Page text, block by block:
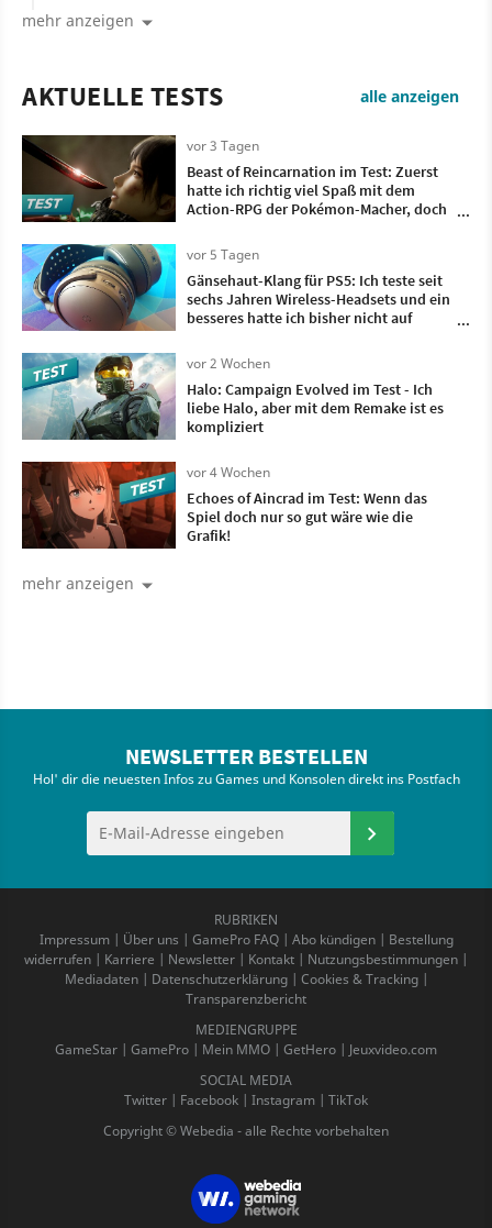
mehr anzeigen
AKTUELLE TESTS alle anzeigen
vor 3 Tagen
Beast of Reincarnation im Test: Zuerst
hatte ich richtig viel Spaß mit dem
Action-RPG der Pokémon-Macher, doch
vorbei ist
vor 5 Tagen
Gänsehaut-Klang für PS5: Ich teste seit
sechs Jahren Wireless-Headsets und ein
besseres hatte ich bisher nicht auf
vor 2 Wochen
Halo: Campaign Evolved im Test - Ich
liebe Halo, aber mit dem Remake ist es
kompliziert
vor 4 Wochen
Echoes of Aincrad im Test: Wenn das
Spiel doch nur so gut wäre wie die
Grafik!
mehr anzeigen
NEWSLETTER BESTELLEN
Hol' dir die neuesten Infos zu Games und Konsolen direkt ins Postfach
RUBRIKEN
Impressum| Über uns | GamePro FAQ| Abo kündigen| Bestellung
widerrufen | Karriere | Newsletter | Kontakt | Nutzungsbestimmungen |
Mediadaten| Datenschutzerklärung| Cookies & Tracking|
Transparenzbericht
MEDIENGRUPPE
GameStar | GamePro | Mein MMO | GetHero | Jeuxvideo.com
SOCIAL MEDIA
Twitter | Facebook | Instagram | TikTok
Copyright © Webedia - alle Rechte vorbehalten